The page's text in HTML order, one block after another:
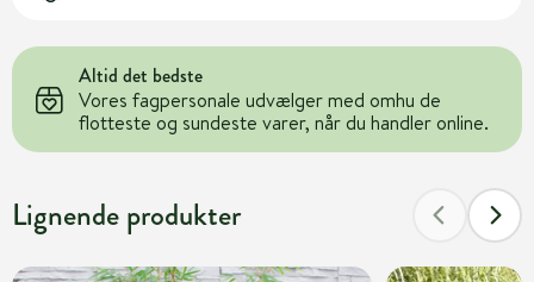
Altid det bedste
Vores fagpersonale udvælger med omhu de
flotteste og sundeste varer, når du handler online.
Lignende produkter